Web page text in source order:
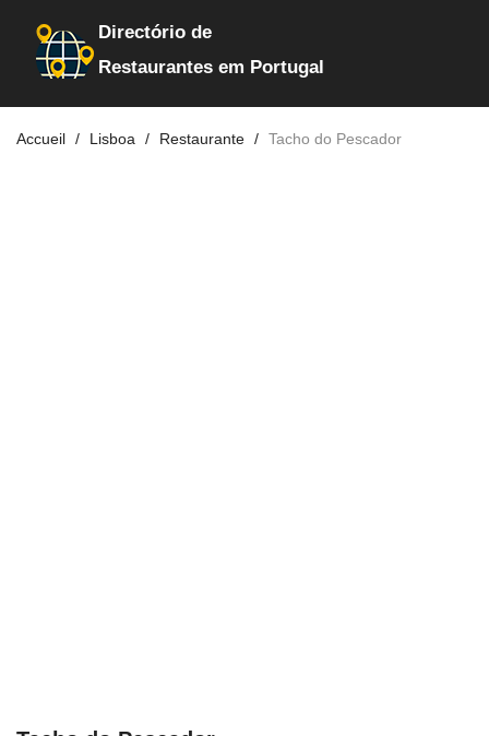
Directório de
Restaurantes em Portugal
Accueil Lisboa Restaurante Tacho do Pescador